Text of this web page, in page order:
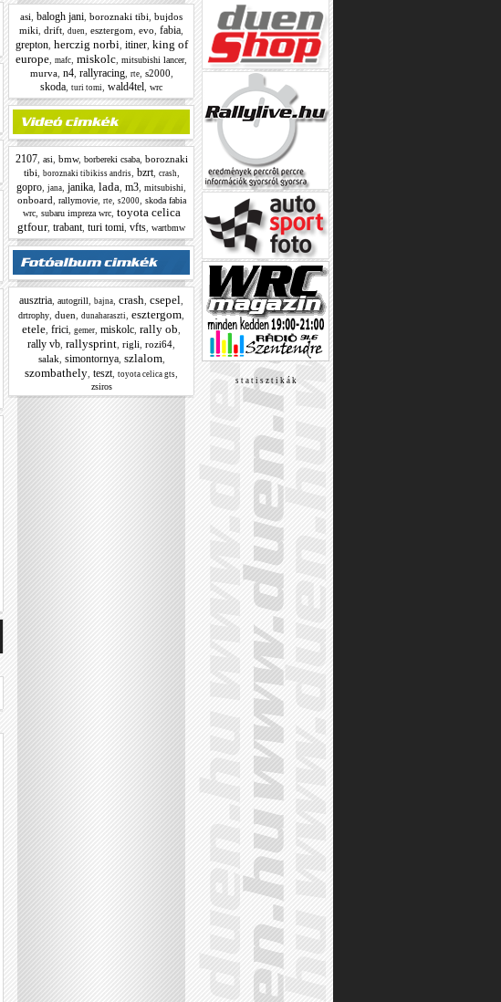
asi balogh jani boroznaki tibi bujdos
miki drift duen esztergom evo fabia
grepton, herczig norbi itiner, king of
europe mafc miskolc mitsubishi lancer,
murva, n4, rallyracing, rte, s2000
skoda turi tomi wald4tel wrc
2107, asi bmw, borbereki csaba, boroznaki
tibi
boroznaki tibikiss andris, bzrt, crash
gopro jana janika lada m3 mitsubishi
onboard
rallymovie, rte, s2000, skoda fabia
wrc, subaru impreza wrc, toyota celica
gtfour, trabant turi tomi vfts wartbmw
ausztria autogrill bajna crash csepel
drtrophy duen dunaharaszti esztergom
etele frici gemer miskolc rally ob
rally vb rallysprint rigli rozi64
salak simontornya, szlalom,
szombathely teszt toyota celica gts
zsiros
s t a t i s z t i k á k